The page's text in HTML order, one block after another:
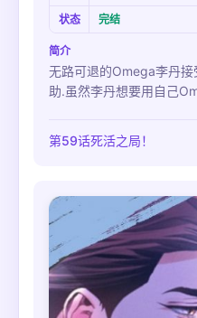
状态
完结
简介
无路可退的Omega李丹
助.虽然李丹想要用自己
弃而受伤的李丹还有照顾
第59话死活之局！